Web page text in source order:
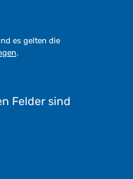
es gelten die
.
Felder sind